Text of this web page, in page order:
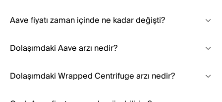
Aave fiyatı zaman içinde ne kadar değişti?
Dolaşımdaki Aave arzı nedir?
Dolaşımdaki Wrapped Centrifuge arzı nedir?